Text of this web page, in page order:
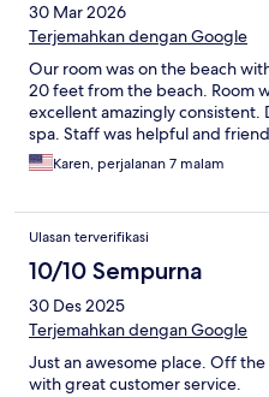
30 Mar 2026
Terjemahkan dengan Google
Our room was on the beach
20 feet from the beach. Room
excellent amazingly
spa. Staff was helpful and
Karen, perjalanan 7 malam
Ulasan terverifikasi
10/10 Sempurna
30 Des 2025
Terjemahkan dengan Google
Just an awesome place. Off
with great customer service.